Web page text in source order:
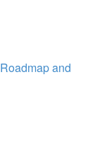
Roadmap and